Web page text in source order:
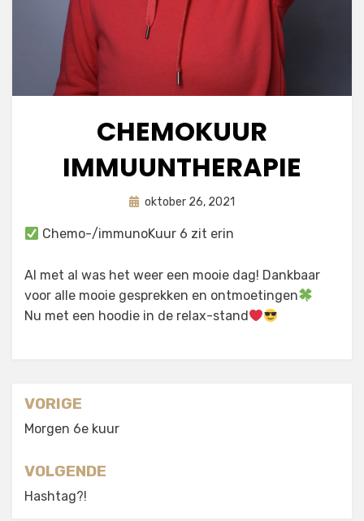
CHEMOKUUR
IMMUUNTHERAPIE
doorastrid
Geplaatst
oktober 26, 2021
Chemo-/immunoKuur 6 zit erin
Al met al was het weer een mooie dag! Dankbaar
voor alle mooie gesprekken en ontmoetingen
Nu met een hoodie in de relax-stand
Berichtnavigatie
VORIGE
Morgen 6e kuur
VOLGENDE
Hashtag?!